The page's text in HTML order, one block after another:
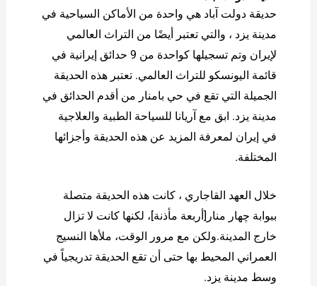
حديقة دولت آباد هي واحدة من الأماكن السياحية في
مدينة يزد ، والتي تعتبر أيضًا من التراث العالمي
لإيران وتم تسجيلها كواحدة من 9 حدائق إيرانية في
قائمة اليونسكو للتراث العالمي. تعتبر هذه الحديقة
الجميلة التي تقع في حي بامنار من أقدم الحدائق في
مدينة يزد. ابق مع آريانا للسياحة الطبية والعلاجية
في إيران لمعرفة المزيد عن هذه الحديقة وأجزائها
المختلفة.
خلال العهد القاجاري ، كانت هذه الحديقة متصلة
ببوابة چهار منار[أربعة مأذنة]، لكنها كانت لا تزال
خارج المدينة.ولكن مع مرور الوقت، ملأها النسيج
العمراني المحيط بها حتى أن تقع الحديقة تدريجياً في
وسط مدينة يزد.